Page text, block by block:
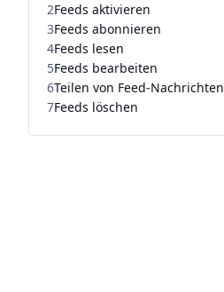
2Feeds aktivieren
3Feeds abonnieren
4Feeds lesen
5Feeds bearbeiten
6Teilen von Feed-Nachrichten
7Feeds löschen